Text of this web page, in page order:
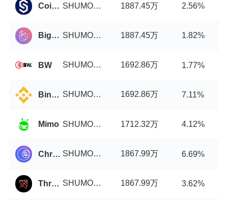
Coinstore SHUMO币/USDT 1887.45万 2.56%
BigONE SHUMO币/USDT 1887.45万 1.82%
BW SHUMO币/USDT 1692.86万 1.77%
Binance.US SHUMO币/USDT 1692.86万 7.11%
Mimo SHUMO币/USDT 1712.32万 4.12%
Chronos SHUMO币/USDT 1867.99万 6.69%
Thruster SHUMO币/USDT 1867.99万 3.62%